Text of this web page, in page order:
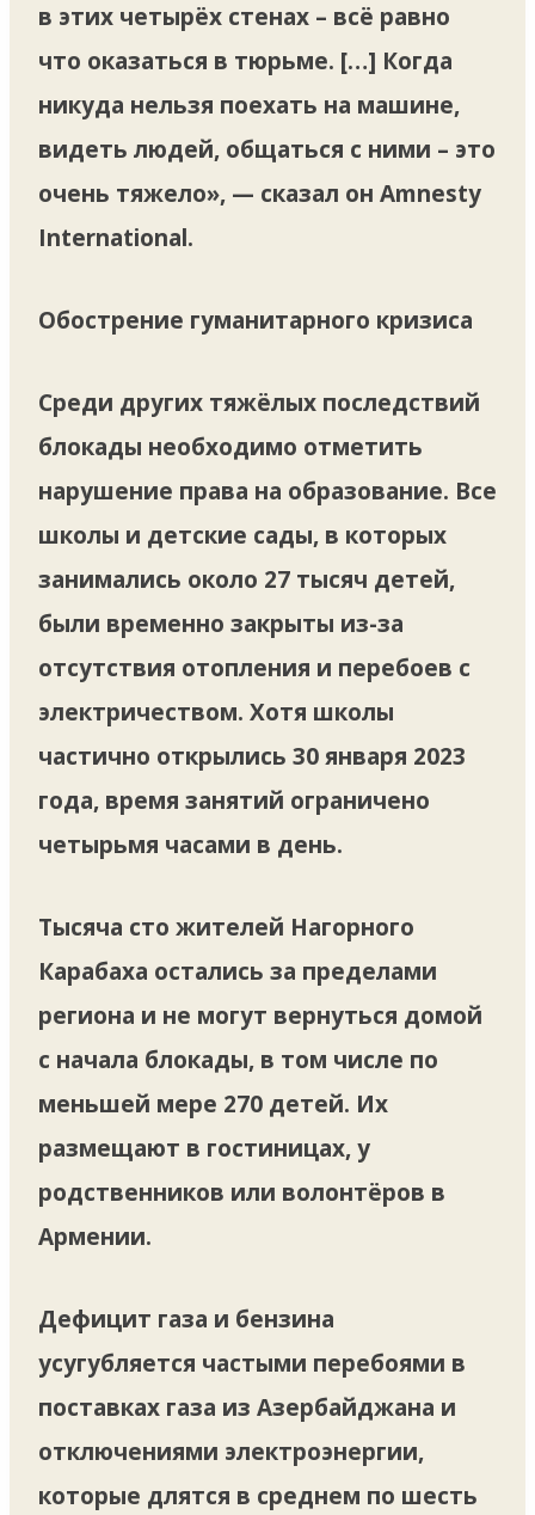
в этих четырёх стенах – всё равно
что оказаться в тюрьме. […] Когда
никуда нельзя поехать на машине,
видеть людей, общаться с ними – это
очень тяжело», — сказал он Amnesty
International.
Обострение гуманитарного кризиса
Среди других тяжёлых последствий
блокады необходимо отметить
нарушение права на образование. Все
школы и детские сады, в которых
занимались около 27 тысяч детей,
были временно закрыты из-за
отсутствия отопления и перебоев с
электричеством. Хотя школы
частично открылись 30 января 2023
года, время занятий ограничено
четырьмя часами в день.
Тысяча сто жителей Нагорного
Карабаха остались за пределами
региона и не могут вернуться домой
с начала блокады, в том числе по
меньшей мере 270 детей. Их
размещают в гостиницах, у
родственников или волонтёров в
Армении.
Дефицит газа и бензина
усугубляется частыми перебоями в
поставках газа из Азербайджана и
отключениями электроэнергии,
которые длятся в среднем по шесть